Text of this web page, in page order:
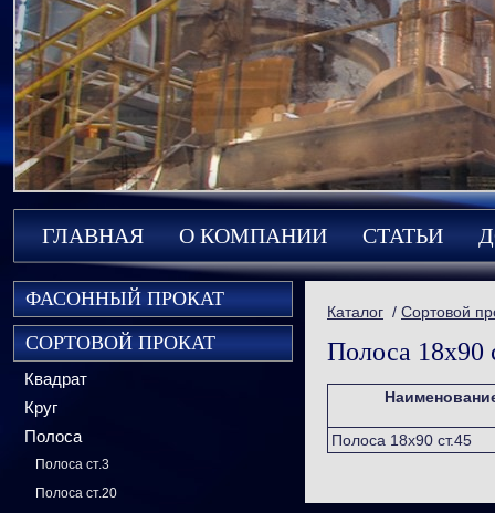
ГЛАВНАЯ О КОМПАНИИ СТАТЬИ
ФАСОННЫЙ ПРОКАТ
СОРТОВОЙ ПРОКАТ
Квадрат
Круг
Полоса
Полоса ст.3
Полоса ст.20
Каталог / Сортовой
Полоса 18х90
Полоса 18х90 ст.45